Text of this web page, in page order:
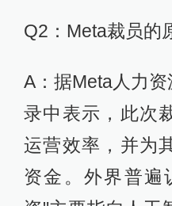
Q2：Meta裁员的
A：据Meta人力
录中表示，此次
运营效率，并为
资金。外界普遍